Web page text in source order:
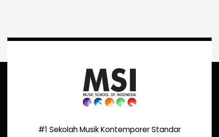
#1 Sekolah Musik Kontemporer Standar